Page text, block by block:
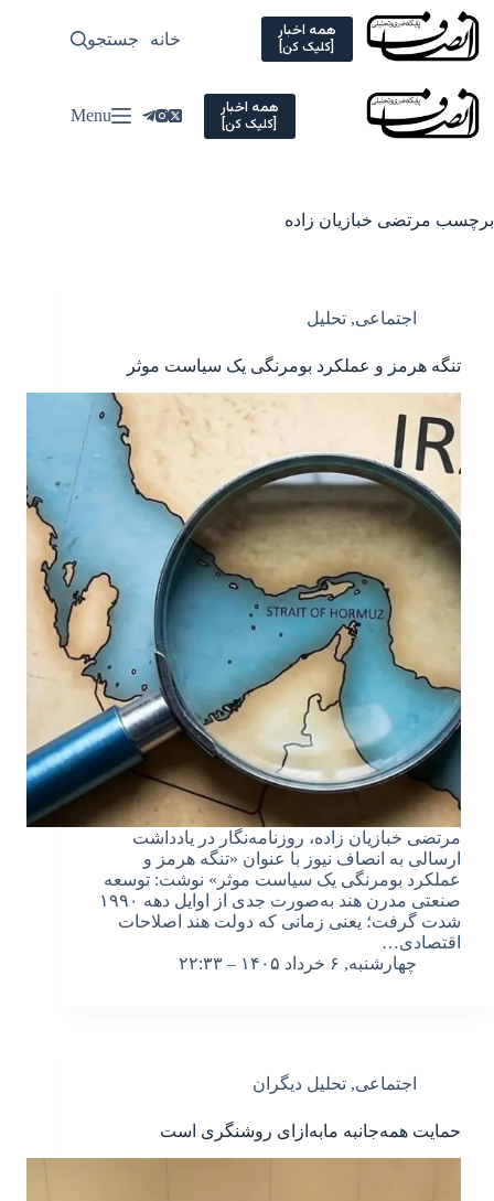
Skip
content
همه اخبار
[کلیک کن] خانه سیاسی
جستجو
همه اخبار
[کلیک کن] Menu
برچسب مرتضی خبازیان زاده
اجتماعی, تحلیل
تنگه هرمز و عملکرد بومرنگی یک سیاست موثر
مرتضی خبازیان زاده، روزنامه‌نگار در یادداشت
ارسالی به انصاف نیوز با عنوان «تنگه هرمز و
عملکرد بومرنگی یک سیاست موثر» نوشت: توسعه
صنعتی مدرن هند به‌صورت جدی از اوایل دهه ۱۹۹۰
شدت گرفت؛ یعنی زمانی که دولت هند اصلاحات
اقتصادی…
چهارشنبه, ۶ خرداد ۱۴۰۵ – ۲۲:۳۳
اجتماعی, تحلیل دیگران
حمایت همه‌جانبه مابه‌ازای روشنگری است